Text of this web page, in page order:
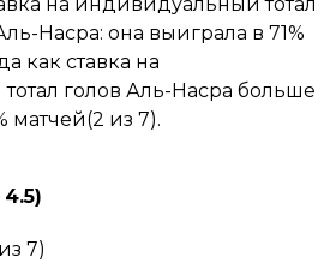
Насра: она выиграла в 71%
как ставка на
голов Аль-Насра больше
матчей(2 из 7).
7)